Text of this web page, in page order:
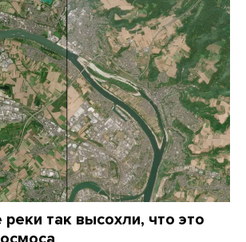
реки так высохли, что это